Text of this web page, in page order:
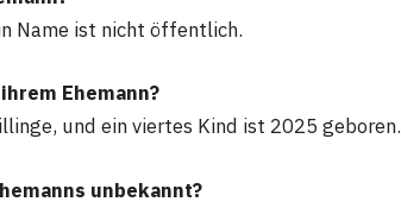
Name ist nicht öffentlich.
Ehemann?
und ein viertes Kind ist 2025 geboren.
unbekannt?